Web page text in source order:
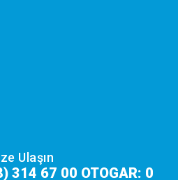
Ulaşın
314 67 00 OTOGAR: 0